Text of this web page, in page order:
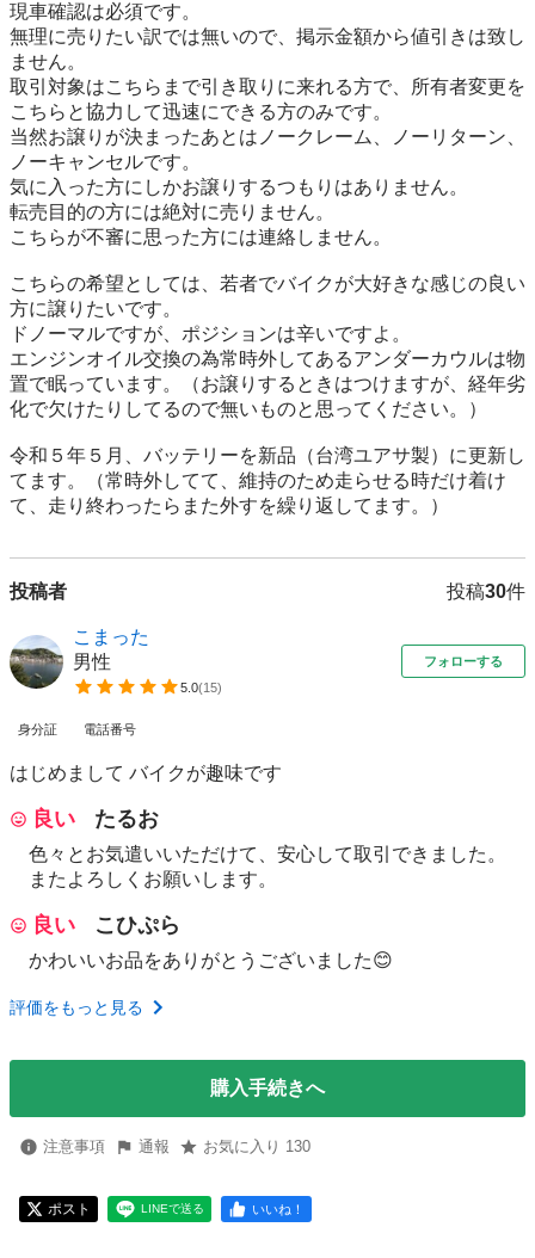
現車確認は必須です。
無理に売りたい訳では無いので、掲示金額から値引きは致し
ません。
取引対象はこちらまで引き取りに来れる方で、所有者変更を
こちらと協力して迅速にできる方のみです。
当然お譲りが決まったあとはノークレーム、ノーリターン、
ノーキャンセルです。
気に入った方にしかお譲りするつもりはありません。
転売目的の方には絶対に売りません。
こちらが不審に思った方には連絡しません。
こちらの希望としては、若者でバイクが大好きな感じの良い
方に譲りたいです。
ドノーマルですが、ポジションは辛いですよ。
エンジンオイル交換の為常時外してあるアンダーカウルは物
置で眠っています。（お譲りするときはつけますが、経年劣
化で欠けたりしてるので無いものと思ってください。）
令和５年５月、バッテリーを新品（台湾ユアサ製）に更新し
てます。（常時外してて、維持のため走らせる時だけ着け
て、走り終わったらまた外すを繰り返してます。）
投稿者 投稿30件
こまった
男性
5.0(15)
フォローする
身分証 電話番号
はじめまして バイクが趣味です
良い たるお
色々とお気遣いいただけて、安心して取引できました。
またよろしくお願いします。
良い こひぷら
かわいいお品をありがとうございました😊
評価をもっと見る
購入手続きへ
注意事項 通報 お気に入り 130
ポスト LINEで送る いいね！